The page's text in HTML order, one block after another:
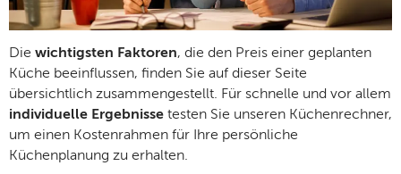
Die wichtigsten Faktoren, die den Preis einer geplanten
Küche beeinflussen, finden Sie auf dieser Seite
übersichtlich zusammengestellt. Für schnelle und vor allem
individuelle Ergebnisse testen Sie unseren Küchenrechner,
um einen Kostenrahmen für Ihre persönliche
Küchenplanung zu erhalten.